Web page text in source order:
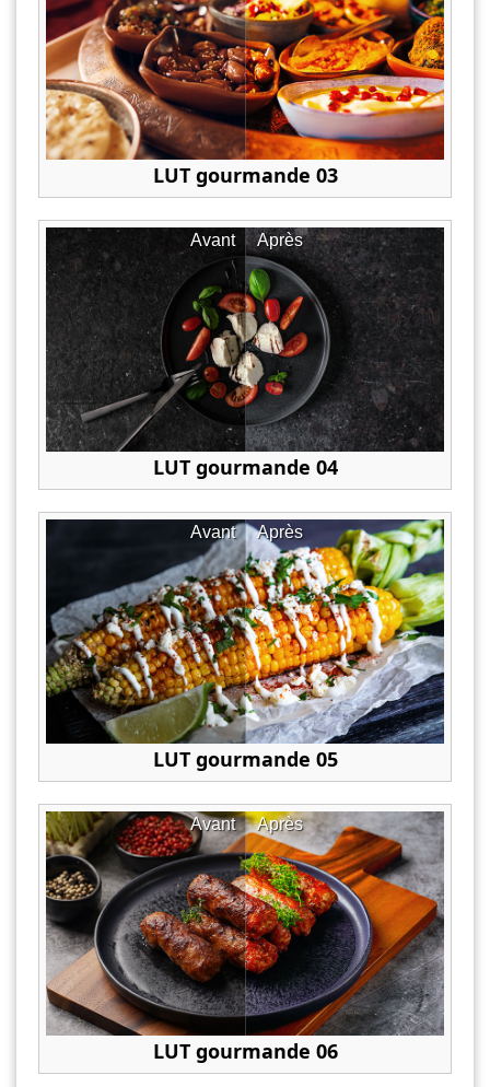
LUT gourmande 03
Après
Avant
LUT gourmande 04
Après
Avant
LUT gourmande 05
Après
Avant
LUT gourmande 06